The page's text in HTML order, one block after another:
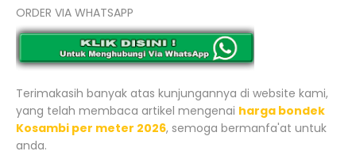
ORDER VIA WHATSAPP
Terimakasih banyak atas kunjungannya di website kami,
yang telah membaca artikel mengenai harga bondek
Kosambi per meter 2026, semoga bermanfa'at untuk
anda.